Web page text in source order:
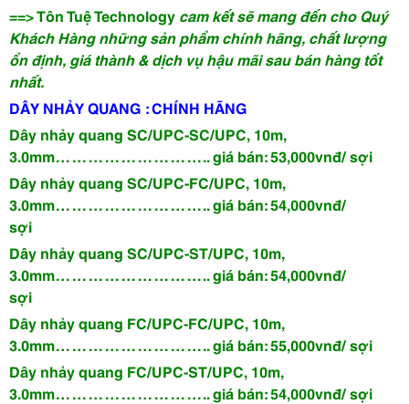
==> Tôn Tuệ Technology cam kết sẽ mang đến cho Quý
Khách Hàng những sản phẩm chính hãng, chất lượng
ổn định, giá thành & dịch vụ hậu mãi sau bán hàng tốt
nhất.
DÂY NHẢY QUANG : CHÍNH HÃNG
Dây nhảy quang SC/UPC-SC/UPC, 10m,
3.0mm……………………….. giá bán: 53,000vnđ/ sợi
Dây nhảy quang SC/UPC-FC/UPC, 10m,
3.0mm……………………….. giá bán: 54,000vnđ/
sợi
Dây nhảy quang SC/UPC-ST/UPC, 10m,
3.0mm……………………….. giá bán: 54,000vnđ/
sợi
Dây nhảy quang FC/UPC-FC/UPC, 10m,
3.0mm……………………….. giá bán: 55,000vnđ/ sợi
Dây nhảy quang FC/UPC-ST/UPC, 10m,
3.0mm……………………….. giá bán: 54,000vnđ/ sợi